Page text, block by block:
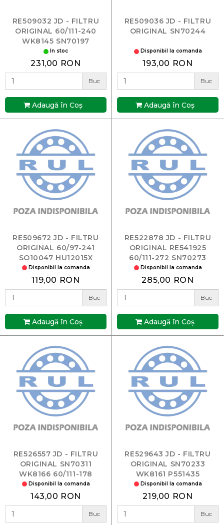
RE509032 JD - FILTRU
ORIGINAL 60/111-240
WK8145 SN70197
In stoc
231,00 RON
Buc
Adaugă în Coş
RE509036 JD - FILTRU
ORIGINAL SN70244
Disponibil la comanda
193,00 RON
Buc
Adaugă în Coş
RE509672 JD - FILTRU
ORIGINAL 60/97-241
SO10047 HU12015X
Disponibil la comanda
119,00 RON
Buc
Adaugă în Coş
RE522878 JD - FILTRU
ORIGINAL RE541925
60/111-272 SN70273
WK8162 P551422
Disponibil la comanda
285,00 RON
Buc
Adaugă în Coş
RE526557 JD - FILTRU
ORIGINAL SN70311
WK8166 60/111-178
Disponibil la comanda
143,00 RON
Buc
RE529643 JD - FILTRU
ORIGINAL SN70233
WK8161 P551435
Disponibil la comanda
219,00 RON
Buc